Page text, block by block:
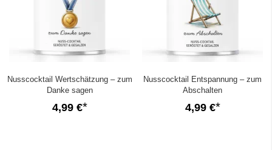
Nusscocktail Wertschätzung – zum
Danke sagen
4,99 €
Nusscocktail Entspannung – zum
Abschalten
4,99 €